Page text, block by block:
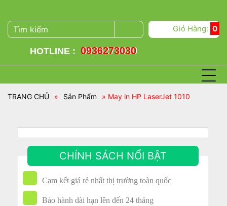
Giỏ Hàng: 0
HOTLINE : 0936273030
TRANG CHỦ » Sản Phẩm » May in HP LaserJet 1010
CHÍNH SÁCH NỔI BẬT
Cam kết giá rẻ nhất thị trường toàn quốc
Bảo hành dài hạn lên đến 24 tháng